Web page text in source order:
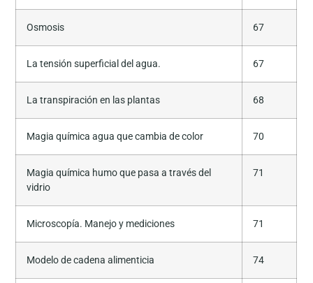
Osmosis 67
La tensión superficial del agua. 67
La transpiración en las plantas 68
Magia química agua que cambia de color 70
Magia química humo que pasa a través del
vidrio
71
Microscopía. Manejo y mediciones 71
Modelo de cadena alimenticia 74